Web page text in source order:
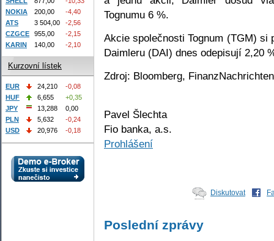
Tognumu 6 %.
Akcie společnosti Tognum (TGM)
Daimleru (DAI) dnes odepisují 2,20
Zdroj: Bloomberg,
Pavel Šlechta
Fio banka, a.s.
Prohlášení
Diskutovat
Poslední zprávy
NOKIA
200,00
-4,40
ATS
3 504,00
-2,56
CZGCE
955,00
-2,15
KARIN
140,00 -2,10
Kurzovní lístek
EUR 24,210
-0,08
HUF
6,655
+0,35
JPY
13,288
0,00
PLN
5,632
-0,24
USD
20,976 -0,18